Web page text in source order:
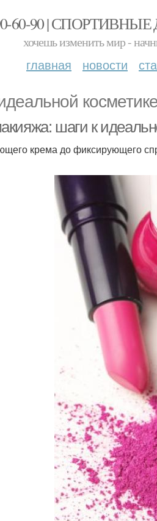
60-90 |
хочешь изменить мир -
главная новости
шаги к
крема до фиксирующего